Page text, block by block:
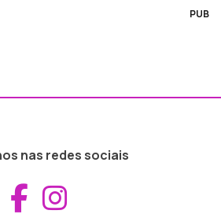
PUB
nas redes sociais
Aceder ao